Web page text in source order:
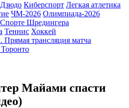
Дзюдо Киберспорт Легкая атлетика
ЧМ-2026 Олимпиада-2026
Шредингера
Теннис Хоккей
трансляция матча
Майами спасти